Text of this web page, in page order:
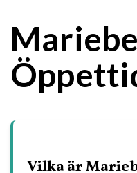
Vilka är